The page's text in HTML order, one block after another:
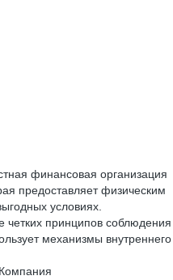
финансовая организация
предоставляет физическим
условиях.
четких принципов соблюдения
механизмы внутреннего